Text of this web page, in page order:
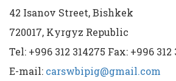
42 Isanov Street, Bishkek
720017, Kyrgyz Republic
Tel: +996 312 314275 Fax: +996 312
E-mail: carswbipig@gmail.com